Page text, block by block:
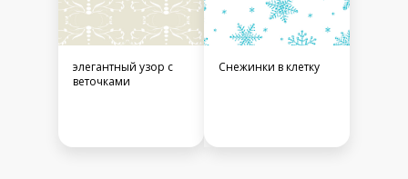
элегантный узор с
веточками
Снежинки в клетку